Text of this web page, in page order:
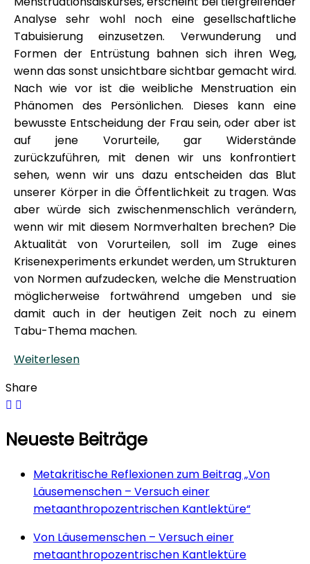
Analyse sehr wohl noch eine gesellschaftliche
Tabuisierung einzusetzen. Verwunderung und
Formen der Entrüstung bahnen sich ihren Weg,
wenn das sonst unsichtbare sichtbar gemacht wird.
Nach wie vor ist die weibliche Menstruation ein
Phänomen des Persönlichen. Dieses kann eine
bewusste Entscheidung der Frau sein, oder aber ist
auf jene Vorurteile, gar Widerstände
zurückzuführen, mit denen wir uns konfrontiert
sehen, wenn wir uns dazu entscheiden das Blut
unserer Körper in die Öffentlichkeit zu tragen. Was
aber würde sich zwischenmenschlich verändern,
wenn wir mit diesem Normverhalten brechen? Die
Aktualität von Vorurteilen, soll im Zuge eines
Krisenexperiments erkundet werden, um Strukturen
von Normen aufzudecken, welche die Menstruation
möglicherweise fortwährend umgeben und sie
damit auch in der heutigen Zeit noch zu einem
Tabu-Thema machen.
Weiterlesen
Share
Neueste Beiträge
Metakritische Reflexionen zum Beitrag „Von
Läusemenschen – Versuch einer
metaanthropozentrischen Kantlektüre“
Von Läusemenschen – Versuch einer
metaanthropozentrischen Kantlektüre